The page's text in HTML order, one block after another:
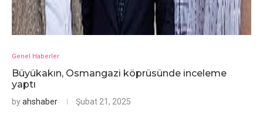
Genel Haberler
Büyükakın, Osmangazi köprüsünde inceleme
yaptı
byahshaber Şubat 21, 2025